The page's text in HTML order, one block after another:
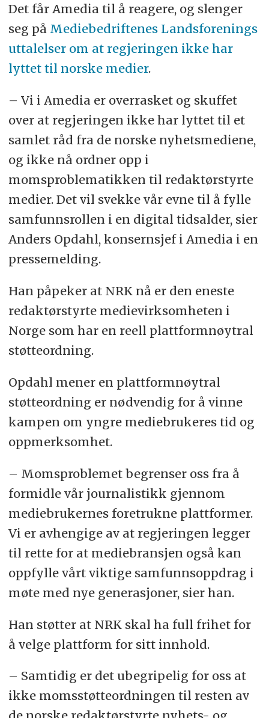
Det får Amedia til å reagere, og slenger
seg på Mediebedriftenes Landsforenings
uttalelser om at regjeringen ikke har
lyttet til norske medier.
– Vi i Amedia er overrasket og skuffet
over at regjeringen ikke har lyttet til et
samlet råd fra de norske nyhetsmediene,
og ikke nå ordner opp i
momsproblematikken til redaktørstyrte
medier. Det vil svekke vår evne til å fylle
samfunnsrollen i en digital tidsalder, sier
Anders Opdahl, konsernsjef i Amedia i en
pressemelding.
Han påpeker at NRK nå er den eneste
redaktørstyrte medievirksomheten i
Norge som har en reell plattformnøytral
støtteordning.
Opdahl mener en plattformnøytral
støtteordning er nødvendig for å vinne
kampen om yngre mediebrukeres tid og
oppmerksomhet.
– Momsproblemet begrenser oss fra å
formidle vår journalistikk gjennom
mediebrukernes foretrukne plattformer.
Vi er avhengige av at regjeringen legger
til rette for at mediebransjen også kan
oppfylle vårt viktige samfunnsoppdrag i
møte med nye generasjoner, sier han.
Han støtter at NRK skal ha full frihet for
å velge plattform for sitt innhold.
– Samtidig er det ubegripelig for oss at
ikke momsstøtteordningen til resten av